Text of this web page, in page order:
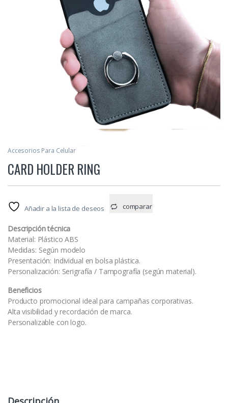
Accesorios Para Celular
CARD HOLDER RING
Añadir a la lista de deseos comparar
Descripción técnica
Material: Plástico ABS
Medidas: Según modelo
Presentación: Individual en bolsa plástica.
Personalización: Serigrafía / Tampografía (según material).
Beneficios
Producto promocional ideal para campañas corporativas.
Alta visibilidad y recordación de marca.
Personalizable con logo.